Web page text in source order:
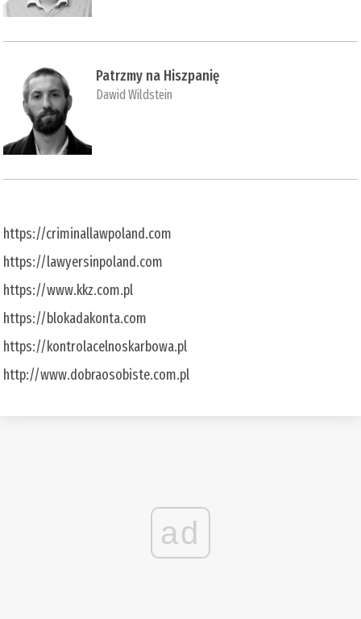
Patrzmy na Hiszpanię
Dawid Wildstein
https://criminallawpoland.com
https://lawyersinpoland.com
https://www.kkz.com.pl
https://blokadakonta.com
https://kontrolacelnoskarbowa.pl
http://www.dobraosobiste.com.pl
ad